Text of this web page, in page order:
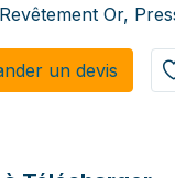
Or,
un de​​vis​​